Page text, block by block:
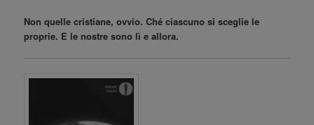
Non quelle cristiane, ovvio. Ché ciascuno si sceglie le
proprie. E le nostre sono lì e allora.